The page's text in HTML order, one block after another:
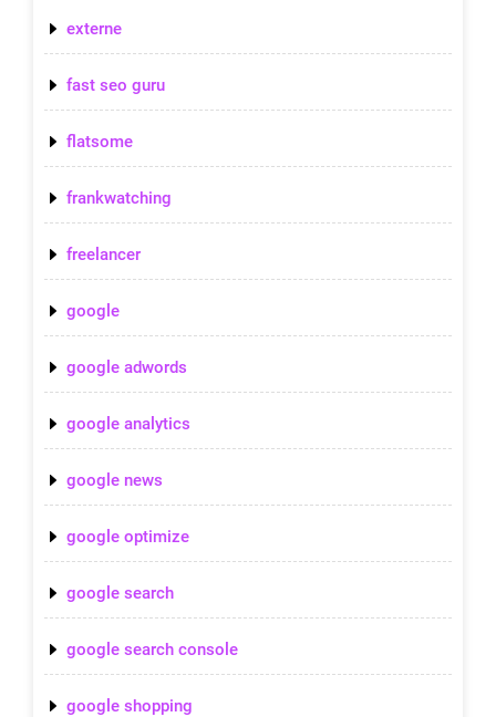
externe
fast seo guru
flatsome
frankwatching
freelancer
google
google adwords
google analytics
google news
google optimize
google search
google search console
google shopping